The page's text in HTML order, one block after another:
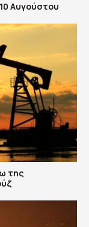
Αυγούστου
της